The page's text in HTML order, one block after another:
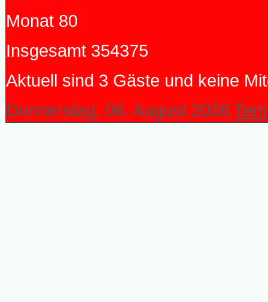
Monat 80
Insgesamt 354375
Aktuell sind 3 Gäste und keine
Donnerstag, 06. August 2026